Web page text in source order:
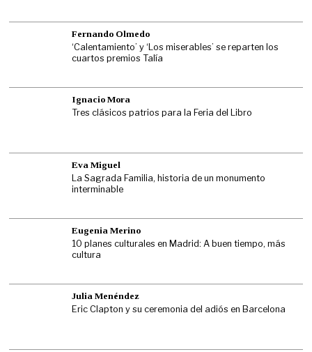
Fernando Olmedo
‘Calentamiento’ y ‘Los miserables’ se reparten los
cuartos premios Talía
Ignacio Mora
Tres clásicos patrios para la Feria del Libro
Eva Miguel
La Sagrada Familia, historia de un monumento
interminable
Eugenia Merino
10 planes culturales en Madrid: A buen tiempo, más
cultura
Julia Menéndez
Eric Clapton y su ceremonia del adiós en Barcelona